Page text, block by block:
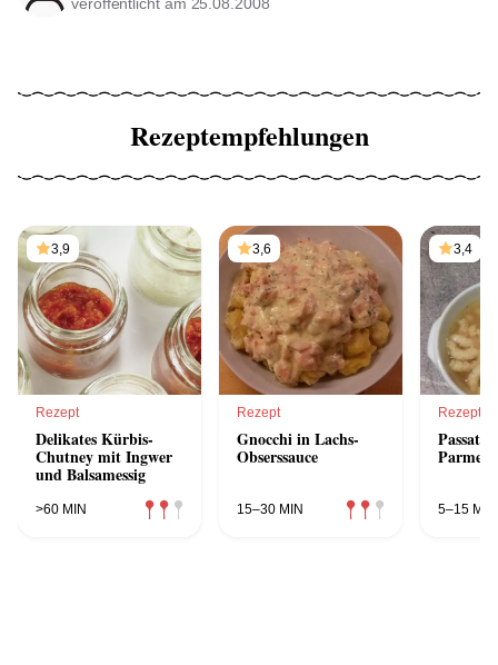
Rezeptempfehlungen
3,9
Rezept
Delikates Kürbis-
Chutney mit Ingwer
und Balsamessig
>60 MIN
3,6
Rezept
Gnocchi in Lachs-
Obserssauce
15–30 MIN
3,4
Rezept
5–15 MIN